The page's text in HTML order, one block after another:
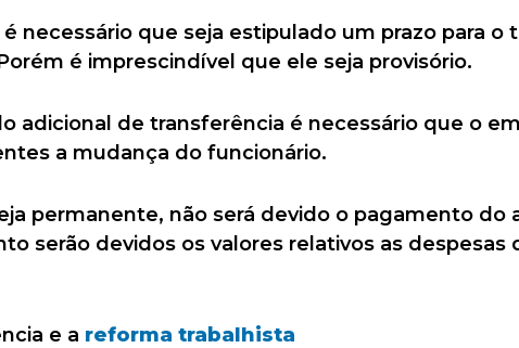
necessário que seja estipulado um prazo para o
é imprescindível que ele seja provisório.
adicional de transferência é necessário que o
a mudança do funcionário.
permanente, não será devido o pagamento do
serão devidos os valores relativos as despesas
e a reforma trabalhista